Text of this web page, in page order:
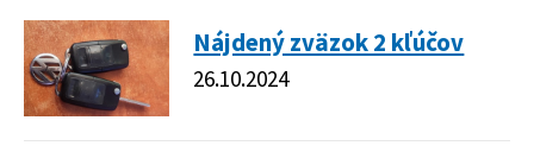
Nájdený zväzok 2 kľúčov
26.10.2024